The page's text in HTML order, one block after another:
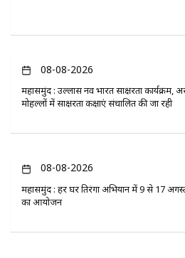
08-08-2026
महासमुंद : उल्लास नव भारत साक्षरता कार्यक्रम,
मोहल्लों में साक्षरता कक्षाएं संचालित की जा रही
08-08-2026
महासमुंद : हर घर तिरंगा अभियान में 9 से 17
का आयोजन